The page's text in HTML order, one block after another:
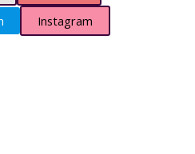
Instagram